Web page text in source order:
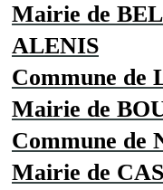
Mairie de
ALENIS
Commune de
Mairie de
Commune de
Mairie de